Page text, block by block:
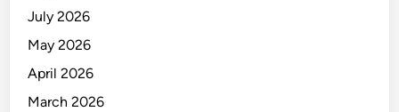
July 2026
May 2026
April 2026
March 2026